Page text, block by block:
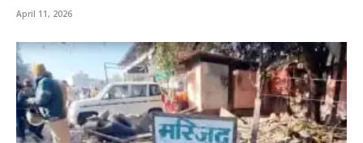
April 11, 2026